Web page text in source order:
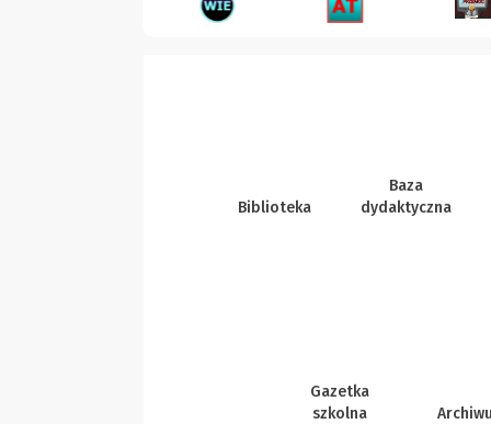
Biblioteka
Baza
dydaktyczna
Gazetka
szkolna